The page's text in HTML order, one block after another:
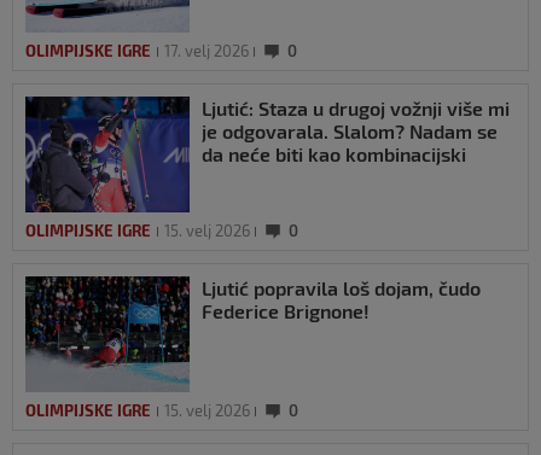
OLIMPIJSKE IGRE 17. velj 2026 0
Ljutić: Staza u drugoj vožnji više mi
je odgovarala. Slalom? Nadam se
da neće biti kao kombinacijski
OLIMPIJSKE IGRE 15. velj 2026 0
Ljutić popravila loš dojam, čudo
Federice Brignone!
OLIMPIJSKE IGRE 15. velj 2026 0